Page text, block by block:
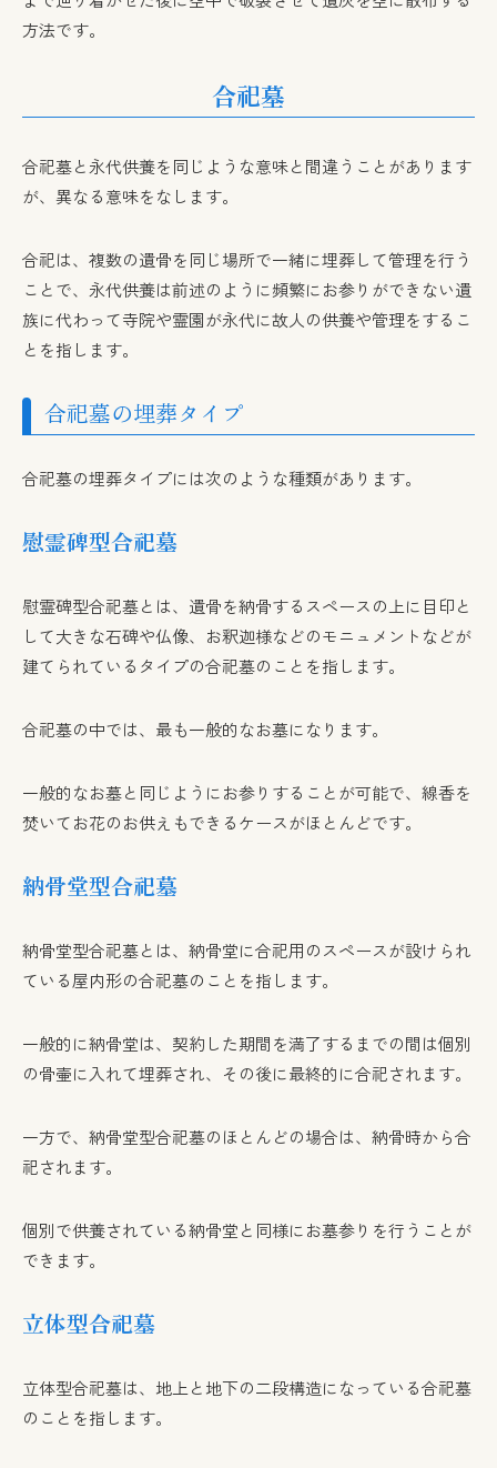
方法です。
合祀墓
合祀墓と永代供養を同じような意味と間違うことがあります
が、異なる意味をなします。
合祀は、複数の遺骨を同じ場所で一緒に埋葬して管理を行う
ことで、永代供養は前述のように頻繁にお参りができない遺
族に代わって寺院や霊園が永代に故人の供養や管理をするこ
とを指します。
合祀墓の埋葬タイプ
合祀墓の埋葬タイプには次のような種類があります。
慰霊碑型合祀墓
慰霊碑型合祀墓とは、遺骨を納骨するスペースの上に目印と
して大きな石碑や仏像、お釈迦様などのモニュメントなどが
建てられているタイプの合祀墓のことを指します。
合祀墓の中では、最も一般的なお墓になります。
一般的なお墓と同じようにお参りすることが可能で、線香を
焚いてお花のお供えもできるケースがほとんどです。
納骨堂型合祀墓
納骨堂型合祀墓とは、納骨堂に合祀用のスペースが設けられ
ている屋内形の合祀墓のことを指します。
一般的に納骨堂は、契約した期間を満了するまでの間は個別
の骨壷に入れて埋葬され、その後に最終的に合祀されます。
一方で、納骨堂型合祀墓のほとんどの場合は、納骨時から合
祀されます。
個別で供養されている納骨堂と同様にお墓参りを行うことが
できます。
立体型合祀墓
立体型合祀墓は、地上と地下の二段構造になっている合祀墓
のことを指します。